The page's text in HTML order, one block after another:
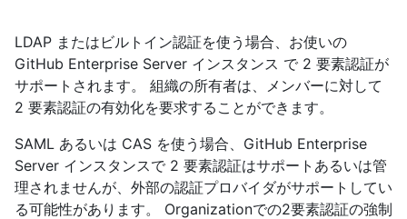
LDAP またはビルトイン認証を使う場合、お使いの
GitHub Enterprise Server インスタンス で 2 要素認証が
サポートされます。 組織の所有者は、メンバーに対して
2 要素認証の有効化を要求することができます。
SAML あるいは CAS を使う場合、GitHub Enterprise
Server インスタンスで 2 要素認証はサポートあるいは管
理されませんが、外部の認証プロバイダがサポートしてい
る可能性があります。 Organizationでの2要素認証の強制